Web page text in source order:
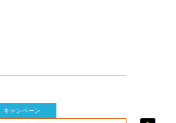
キャンペーン